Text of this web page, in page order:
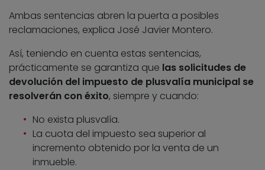
Ambas sentencias abren la puerta a posibles
reclamaciones, explica José Javier Montero.
Así, teniendo en cuenta estas sentencias,
prácticamente se garantiza que las solicitudes de
devolución del impuesto de plusvalía municipal se
resolverán con éxito, siempre y cuando:
No exista plusvalía.
La cuota del impuesto sea superior al
incremento obtenido por la venta de un
inmueble.